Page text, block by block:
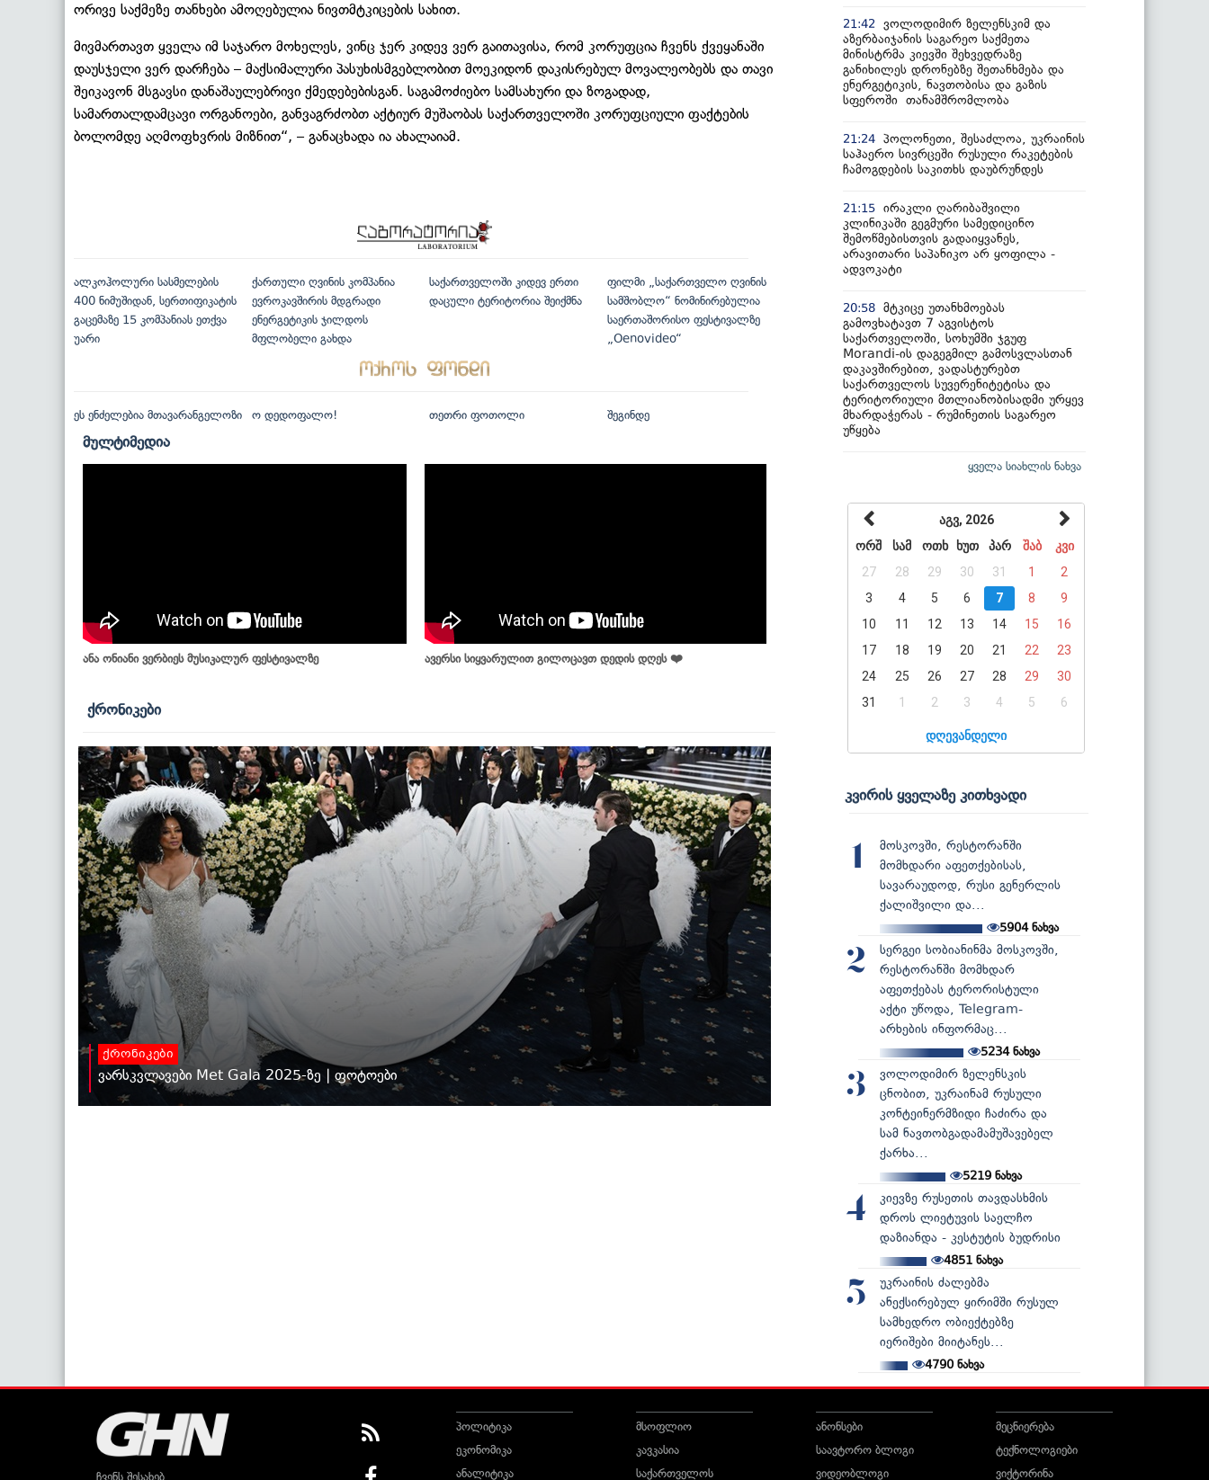
ორივე საქმეზე თანხები ამოღებულია ნივთმტკიცების სახით.
მივმართავთ ყველა იმ საჯარო მოხელეს, ვინც ჯერ კიდევ ვერ გაითავისა, რომ კორუფცია ჩვენს ქვეყანაში
დაუსჯელი ვერ დარჩება – მაქსიმალური პასუხისმგებლობით მოეკიდონ დაკისრებულ მოვალეობებს და თავი
შეიკავონ მსგავსი დანაშაულებრივი ქმედებებისგან. საგამოძიებო სამსახური და ზოგადად,
სამართალდამცავი ორგანოები, განვაგრძობთ აქტიურ მუშაობას საქართველოში კორუფციული ფაქტების
ბოლომდე აღმოფხვრის მიზნით“, – განაცხადა ია ახალაიამ.
ალკოჰოლური სასმელების
400 ნიმუშიდან, სერთიფიკატის
გაცემაზე 15 კომპანიას ეთქვა
უარი
ქართული ღვინის კომპანია
ევროკავშირის მდგრადი
ენერგეტიკის ჯილდოს
მფლობელი გახდა
საქართველოში კიდევ ერთი
დაცული ტერიტორია შეიქმნა
ფილმი „საქართველო ღვინის
სამშობლო“ ნომინირებულია
საერთაშორისო ფესტივალზე
„Oenovideo“
ეს ენძელებია მთავარანგელოზი ო დედოფალო! თეთრი ფოთოლი შეგინდე
მულტიმედია
ანა ონიანი ვერბიეს მუსიკალურ ფესტივალზე ავერსი სიყვარულით გილოცავთ დედის დღეს ❤️
ქრონიკები
ქრონიკები
ვარსკვლავები Met Gala 2025-ზე | ფოტოები
21:42
ვოლოდიმირ ზელენსკიმ და
აზერბაიჯანის საგარეო საქმეთა
მინისტრმა კიევში შეხვედრაზე
განიხილეს დრონებზე შეთანხმება და
ენერგეტიკის, ნავთობისა და გაზის
სფეროში თანამშრომლობა
21:24 პოლონეთი, შესაძლოა, უკრაინის
საჰაერო სივრცეში რუსული რაკეტების
ჩამოგდების საკითხს დაუბრუნდეს
21:15 ირაკლი ღარიბაშვილი
კლინიკაში გეგმური სამედიცინო
შემოწმებისთვის გადაიყვანეს,
არავითარი საპანიკო არ ყოფილა -
ადვოკატი
20:58 მტკიცე უთანხმოებას
გამოვხატავთ 7 აგვისტოს
საქართველოში, სოხუმში ჯგუფ
Morandi-ის დაგეგმილ გამოსვლასთან
დაკავშირებით, ვადასტურებთ
საქართველოს სუვერენიტეტისა და
ტერიტორიული მთლიანობისადმი ურყევ
მხარდაჭერას - რუმინეთის საგარეო
უწყება
ყველა სიახლის ნახვა
აგვ, 2026
ორშ
სამ ოთხ ხუთ პარ შაბ
კვი
27
28 29 30 31 1
2
3
4 5 6 7 8
9
10
11 12 13 14 15
16
17
18 19 20 21 22
23
24
25 26 27 28 29
30
31
1 2 3 4 5 6
დღევანდელი
კვირის ყველაზე კითხვადი
1
მოსკოვში, რესტორანში
მომხდარი აფეთქებისას,
სავარაუდოდ, რუსი გენერლის
ქალიშვილი და...
5904ნახვა
2
სერგეი სობიანინმა მოსკოვში,
რესტორანში მომხდარ
აფეთქებას ტერორისტული
აქტი უწოდა, Telegram-
არხების ინფორმაც...
5234ნახვა
3
ვოლოდიმირ ზელენსკის
ცნობით, უკრაინამ რუსული
კონტეინერმზიდი ჩაძირა და
სამ ნავთობგადამამუშავებელ
ქარხა...
5219ნახვა
4
კიევზე რუსეთის თავდასხმის
დროს ლიეტუვის საელჩო
დაზიანდა - კესტუტის ბუდრისი
4851ნახვა
5
უკრაინის ძალებმა
ანექსირებულ ყირიმში რუსულ
სამხედრო ობიექტებზე
იერიშები მიიტანეს...
4790ნახვა
ჩვენს შესახებ
პოლიტიკა
ეკონომიკა
ანალიტიკა
მსოფლიო
კავკასია
საქართველოს
ანონსები
საავტორო ბლოგი
ვიდეობლოგი
მეცნიერება
ტექნოლოგიები
ვიქტორინა